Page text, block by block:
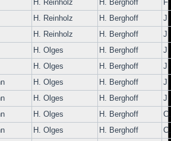
H. Reinholz H. Berghoff
H. Reinholz H. Berghoff
J.
H. Reinholz H. Berghoff
J.
H. Olges H. Berghoff
J.
H. Olges H. Berghoff
J.
H. Olges H. Berghoff
J.
H. Olges H. Berghoff
J.
H. Olges H. Berghoff
H. Olges H. Berghoff